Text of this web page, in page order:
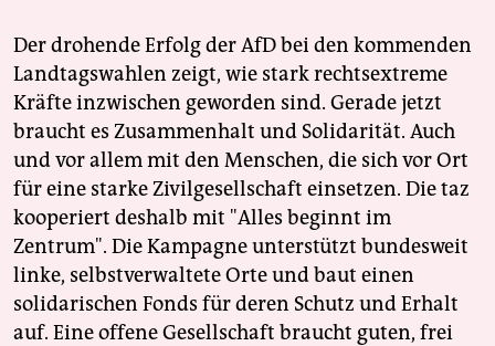
Der drohende Erfolg der AfD bei den kommenden
Landtagswahlen zeigt, wie stark rechtsextreme
Kräfte inzwischen geworden sind. Gerade jetzt
braucht es Zusammenhalt und Solidarität. Auch
und vor allem mit den Menschen, die sich vor Ort
für eine starke Zivilgesellschaft einsetzen. Die taz
kooperiert deshalb mit "Alles beginnt im
Zentrum". Die Kampagne unterstützt bundesweit
linke, selbstverwaltete Orte und baut einen
solidarischen Fonds für deren Schutz und Erhalt
auf. Eine offene Gesellschaft braucht guten, frei